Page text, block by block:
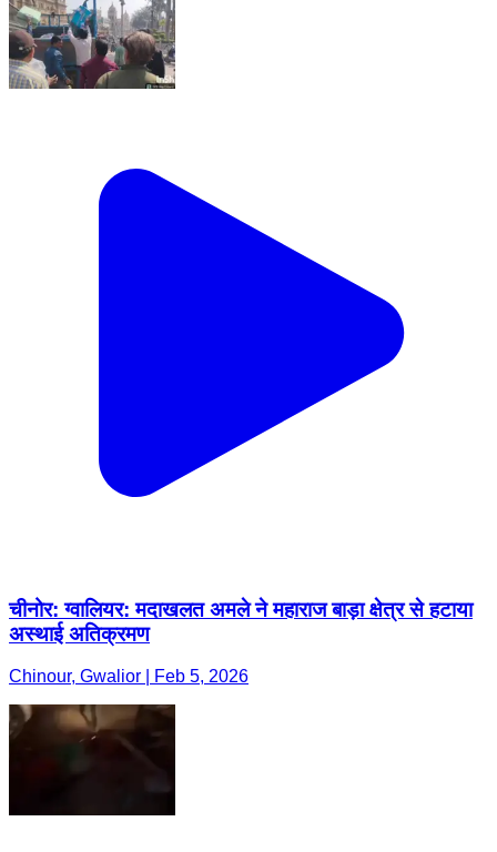
चीनोर: ग्वालियर: मदाखलत अमले ने महाराज बाड़ा क्षेत्र से हटाया
अस्थाई अतिक्रमण
Chinour, Gwalior | Feb 5, 2026